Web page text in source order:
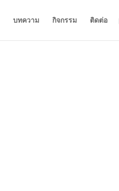
บทความ กิจกรรม ติดต่อ